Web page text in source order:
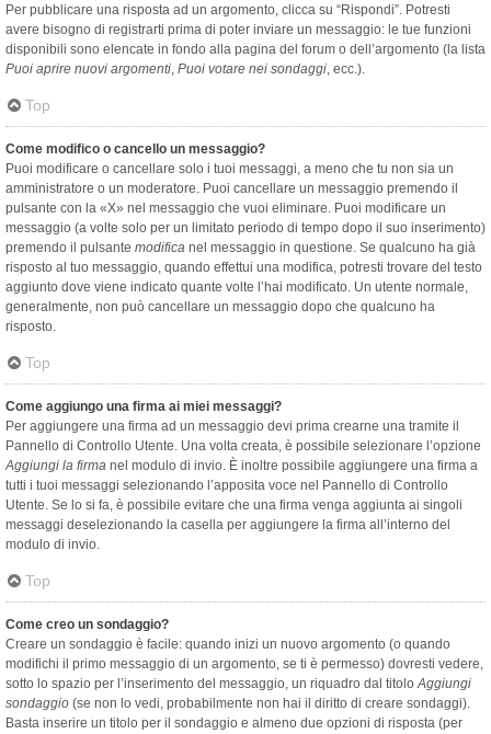
Per pubblicare una risposta ad un argomento, clicca su “Rispondi”. Potresti
avere bisogno di registrarti prima di poter inviare un messaggio: le tue funzioni
disponibili sono elencate in fondo alla pagina del forum o dell’argomento (la lista
Puoi aprire nuovi argomenti, Puoi votare nei sondaggi, ecc.).
Top
Come modifico o cancello un messaggio?
Puoi modificare o cancellare solo i tuoi messaggi, a meno che tu non sia un
amministratore o un moderatore. Puoi cancellare un messaggio premendo il
pulsante con la «X» nel messaggio che vuoi eliminare. Puoi modificare un
messaggio (a volte solo per un limitato periodo di tempo dopo il suo inserimento)
premendo il pulsante modifica nel messaggio in questione. Se qualcuno ha già
risposto al tuo messaggio, quando effettui una modifica, potresti trovare del testo
aggiunto dove viene indicato quante volte l’hai modificato. Un utente normale,
generalmente, non può cancellare un messaggio dopo che qualcuno ha
risposto.
Top
Come aggiungo una firma ai miei messaggi?
Per aggiungere una firma ad un messaggio devi prima crearne una tramite il
Pannello di Controllo Utente. Una volta creata, è possibile selezionare l’opzione
Aggiungi la firma nel modulo di invio. È inoltre possibile aggiungere una firma a
tutti i tuoi messaggi selezionando l’apposita voce nel Pannello di Controllo
Utente. Se lo si fa, è possibile evitare che una firma venga aggiunta ai singoli
messaggi deselezionando la casella per aggiungere la firma all’interno del
modulo di invio.
Top
Come creo un sondaggio?
Creare un sondaggio è facile: quando inizi un nuovo argomento (o quando
modifichi il primo messaggio di un argomento, se ti è permesso) dovresti vedere,
sotto lo spazio per l’inserimento del messaggio, un riquadro dal titoloAggiungi
sondaggio (se non lo vedi, probabilmente non hai il diritto di creare sondaggi).
Basta inserire un titolo per il sondaggio e almeno due opzioni di risposta (per